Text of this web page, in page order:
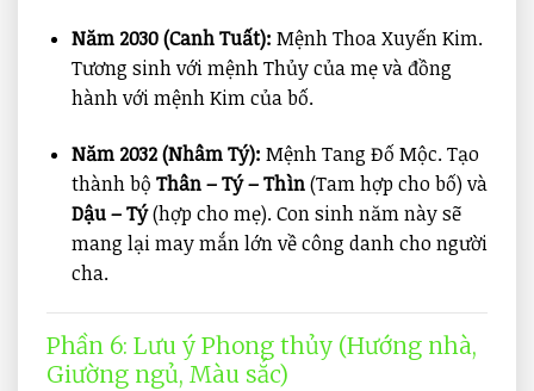
Năm 2030 (Canh Tuất): Mệnh Thoa Xuyến Kim.
Tương sinh với mệnh Thủy của mẹ và đồng
hành với mệnh Kim của bố.
Năm 2032 (Nhâm Tý): Mệnh Tang Đố Mộc. Tạo
thành bộ Thân – Tý – Thìn(Tam hợp cho bố) và
Dậu – Tý(hợp cho mẹ). Con sinh năm này sẽ
mang lại may mắn lớn về công danh cho người
cha.
Phần 6: Lưu ý Phong thủy (Hướng nhà,
Giường ngủ, Màu sắc)